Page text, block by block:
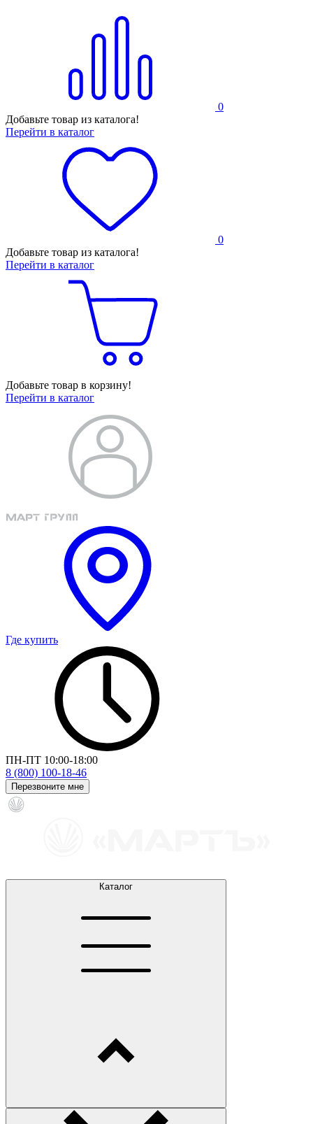
0
Добавьте товар из каталога!
Перейти в каталог
0
Добавьте товар из каталога!
Перейти в каталог
Добавьте товар в корзину!
Перейти в каталог
Где купить
ПН-ПТ 10:00-18:00
8 (800) 100-18-46
Перезвоните мне
Каталог